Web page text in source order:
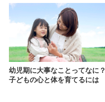
幼児期に大事なことってなに？
子どもの心と体を育てるには